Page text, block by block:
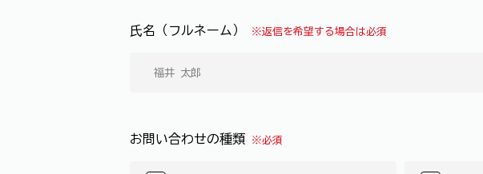
氏名（フルネーム） ※返信を希望する場合は必須
お問い合わせの種類 ※必須